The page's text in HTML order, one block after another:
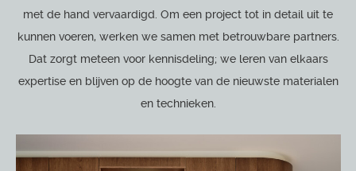
met de hand vervaardigd. Om een project tot in detail uit te
kunnen voeren, werken we samen met betrouwbare partners.
Dat zorgt meteen voor kennisdeling; we leren van elkaars
expertise en blijven op de hoogte van de nieuwste materialen
en technieken.